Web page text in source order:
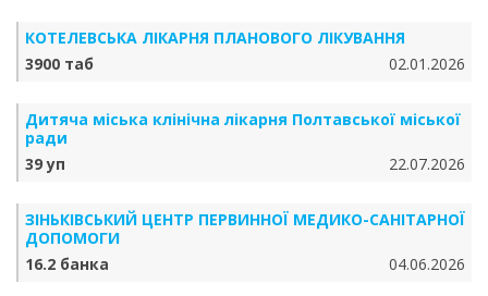
КОТЕЛЕВСЬКА ЛІКАРНЯ ПЛАНОВОГО ЛІКУВАННЯ
3900 таб
02.01.2026
Дитяча міська клінічна лікарня Полтавської міської
ради
39 уп
22.07.2026
ЗІНЬКІВСЬКИЙ ЦЕНТР ПЕРВИННОЇ МЕДИКО-САНІТАРНОЇ
ДОПОМОГИ
16.2 банка
04.06.2026